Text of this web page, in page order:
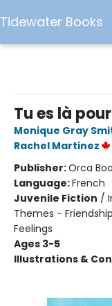
Tidewater Books
Tu es là
Monique Gray
Rachel Martinez
Publisher:Orca
Language:French
Juvenile Fiction /
Themes -
Feelings
Ages 3-5
Illustrations &